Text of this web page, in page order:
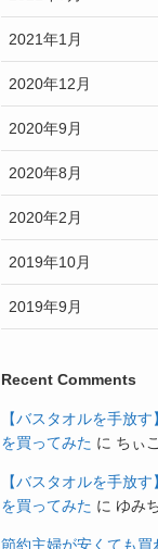
2021年1月
2020年12月
2020年9月
2020年8月
2020年2月
2019年10月
2019年9月
Recent Comments
【バスタオルを手放
を買ってみた に ちぃこ
【バスタオルを手放
を買ってみた に ゆみ
節約主婦が安くても